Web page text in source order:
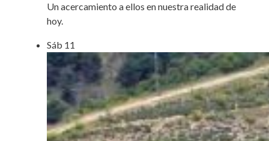
Un acercamiento a ellos en nuestra realidad de
hoy.
Sáb 11